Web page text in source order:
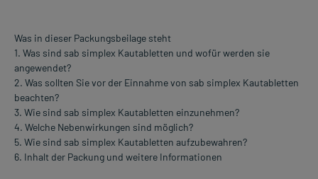
Was in dieser Packungsbeilage steht
1. Was sind sab simplex Kautabletten und wofür werden sie
angewendet?
2. Was sollten Sie vor der Einnahme von sab simplex Kautabletten
beachten?
3. Wie sind sab simplex Kautabletten einzunehmen?
4. Welche Nebenwirkungen sind möglich?
5. Wie sind sab simplex Kautabletten aufzubewahren?
6. Inhalt der Packung und weitere Informationen